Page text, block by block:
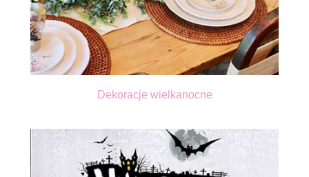
Dekoracje wielkanocne